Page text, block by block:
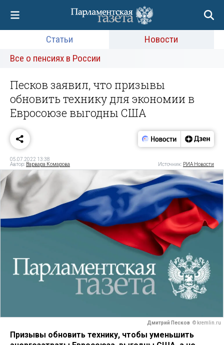
Статьи
Новости
Все о пенсиях в России
Песков заявил, что призывы
обновить технику для экономии в
Евросоюзе выгодны США
05.07.2022 13:38
Автор: Варвара Комарова Источник: РИА Новости
Дмитрий Песков © kremlin.ru
Призывы обновить технику, чтобы уменьшить